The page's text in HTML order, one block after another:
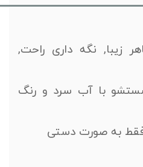
نگه داری راحت,
با آب سرد و رنگ
صورت دستی